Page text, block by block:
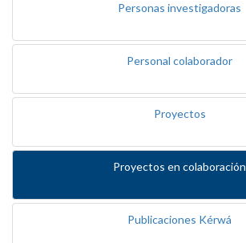
Personas investigadoras
Personal colaborador
Proyectos
Proyectos en colaboración
Publicaciones Kérwá